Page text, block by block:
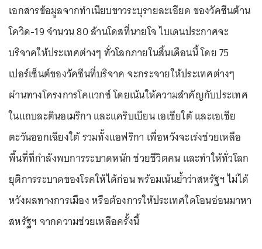
เอกสารข้อมูลจากทำเนียบขาวระบุรายละเอียด ของวัคซีนต้าน
โควิด-19 จำนวน 80 ล้านโดสที่นายโจ ไบเดนประกาศจะ
บริจาคให้ประเทศต่างๆ ทั่วโลกภายในสิ้นเดือนนี้ โดย 75
เปอร์เซ็นต์ของวัคซีนที่บริจาค จะกระจายให้ประเทศต่างๆ
ผ่านทางโครงการโคแวกซ์ โดยเน้นให้ความสำคัญกับประเทศ
ในแถบละตินอเมริกา และแคริบเบียน เอเชียใต้ และเอเชีย
ตะวันออกเฉียงใต้ รวมทั้งแอฟริกา เพื่อหวังจะเร่งช่วยเหลือ
พื้นที่ที่กำลังพบการระบาดหนัก ช่วยชีวิตคน และทำให้ทั่วโลก
ยุติการระบาดของโรคให้ได้ก่อน พร้อมเน้นย้ำว่าสหรัฐฯ ไม่ได้
หวังผลทางการเมือง หรือต้องการให้ประเทศใดโอนอ่อนมาหา
สหรัฐฯ จากความช่วยเหลือครั้งนี้